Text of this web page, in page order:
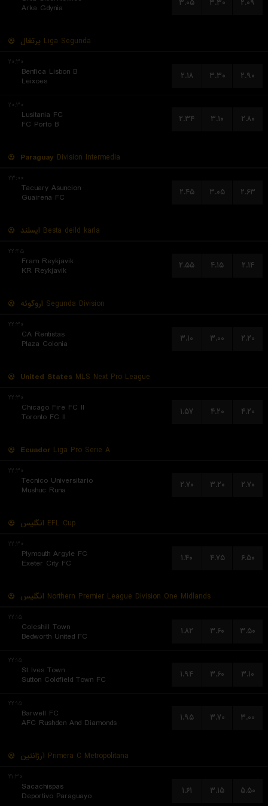
Arka Gdynia
۳.۰۵ ۳.۳۰ ۲.۰۹
پرتغال Liga Segunda
۲۰:۳۰
Benfica Lisbon B
Leixoes
۲.۱۸ ۳.۳۰ ۲.۹۰
۲۰:۳۰
Lusitania FC
FC Porto B
۲.۳۴ ۳.۱۰ ۲.۸۰
Paraguay Division Intermedia
۲۳:۰۰
Tacuary Asuncion
Guairena FC
۲.۴۵ ۳.۰۵ ۲.۶۳
ایسلند Besta deild karla
۲۲:۴۵
Fram Reykjavik
KR Reykjavik
۲.۵۵ ۴.۱۵ ۲.۱۴
اروگوئه Segunda Division
۲۲:۳۰
CA Rentistas
Plaza Colonia
۳.۱۰ ۳.۰۰ ۲.۲۰
United States MLS Next Pro League
۲۲:۳۰
Chicago Fire FC II
Toronto FC II
۱.۵۷ ۴.۲۰ ۴.۲۰
Ecuador Liga Pro Serie A
۲۲:۳۰
Tecnico Universitario
Mushuc Runa
۲.۷۰ ۳.۲۰ ۲.۷۰
انگلیس EFL Cup
۲۲:۳۰
Plymouth Argyle FC
Exeter City FC
۱.۴۰ ۴.۷۵ ۶.۵۰
انگلیس Northern Premier League Division One Midlands
۲۲:۱۵
Coleshill Town
Bedworth United FC
۱.۸۲ ۳.۶۰ ۳.۵۰
۲۲:۱۵
St Ives Town
Sutton Coldfield Town FC
۱.۹۴ ۳.۶۰ ۳.۱۰
۲۲:۱۵
Barwell FC
AFC Rushden And Diamonds
۱.۹۵ ۳.۷۰ ۳.۰۰
آرژانتین Primera C Metropolitana
۲۱:۳۰
Sacachispas
Deportivo Paraguayo
۱.۶۱ ۳.۱۵ ۵.۵۰